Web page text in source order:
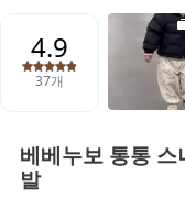
베베누보 통통
발